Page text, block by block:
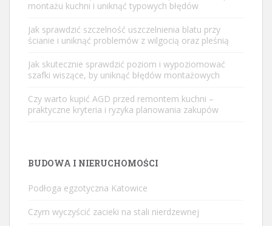
montażu kuchni i uniknąć typowych błędów
Jak sprawdzić szczelność uszczelnienia blatu przy
ścianie i uniknąć problemów z wilgocią oraz pleśnią
Jak skutecznie sprawdzić poziom i wypoziomować
szafki wiszące, by uniknąć błędów montażowych
Czy warto kupić AGD przed remontem kuchni –
praktyczne kryteria i ryzyka planowania zakupów
BUDOWA I NIERUCHOMOŚCI
Podłoga egzotyczna Katowice
Czym wyczyścić zacieki na stali nierdzewnej